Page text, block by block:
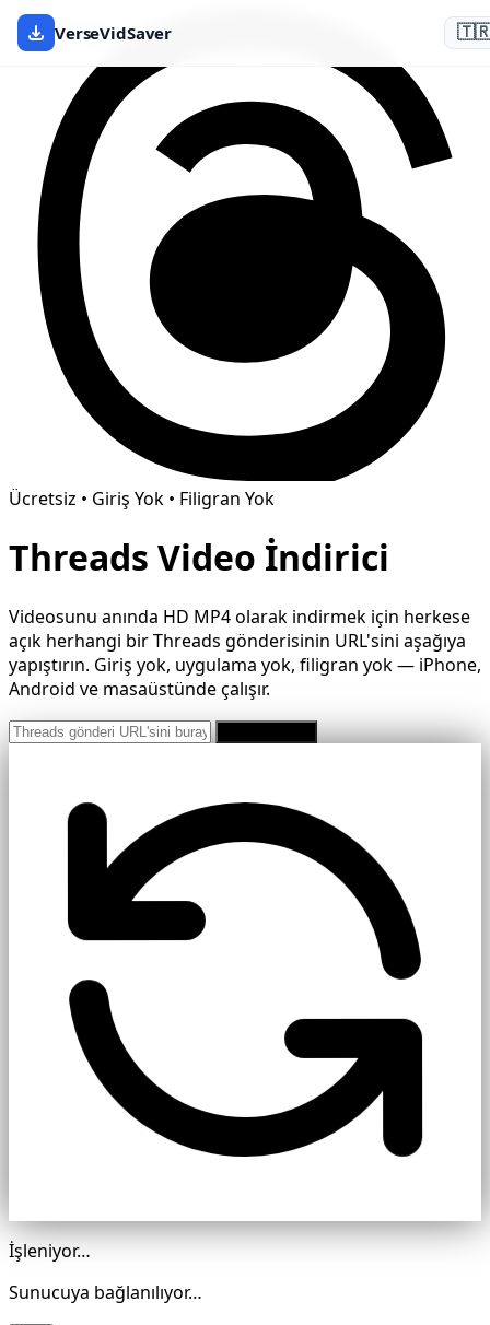
VerseVidSaver
Ücretsiz • Giriş Yok • Filigran Yok
Threads Video İndirici
Videosunu anında HD MP4 olarak indirmek için herkese
açık herhangi bir Threads gönderisinin URL'sini aşağıya
yapıştırın. Giriş yok, uygulama yok, filigran yok — iPhone,
Android ve masaüstünde çalışır.
İşleniyor…
Sunucuya bağlanılıyor…